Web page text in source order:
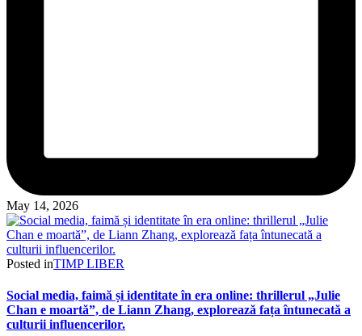
May 14, 2026
Posted inTIMP LIBER
Social media, faimă și identitate în era online: thrillerul „Julie
Chan e moartă”, de Liann Zhang, explorează fața întunecată a
culturii influencerilor.